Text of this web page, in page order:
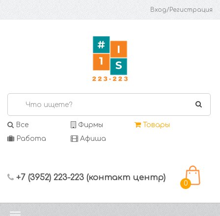
Вход/Регистрация
Все Фирмы
Товары
Работа
Афиша
+7 (3952) 223-223 (контакт центр)
0